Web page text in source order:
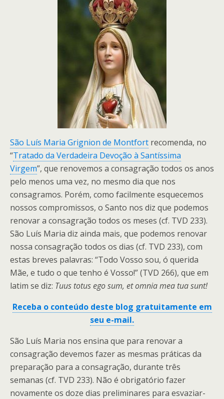
São Luís Maria Grignion de Montfort recomenda, no
“Tratado da Verdadeira Devoção à Santíssima
Virgem”, que renovemos a consagração todos os anos
pelo menos uma vez, no mesmo dia que nos
consagramos. Porém, como facilmente esquecemos
nossos compromissos, o Santo nos diz que podemos
renovar a consagração todos os meses (cf. TVD 233).
São Luís Maria diz ainda mais, que podemos renovar
nossa consagração todos os dias (cf. TVD 233), com
estas breves palavras: “Todo Vosso sou, ó querida
Mãe, e tudo o que tenho é Vosso!” (TVD 266), que em
latim se diz: Tuus totus ego sum, et omnia mea tua sunt!
Receba o conteúdo deste blog gratuitamente em
seu e-mail.
São Luís Maria nos ensina que para renovar a
consagração devemos fazer as mesmas práticas da
preparação para a consagração, durante três
semanas (cf. TVD 233). Não é obrigatório fazer
novamente os doze dias preliminares para esvaziar-